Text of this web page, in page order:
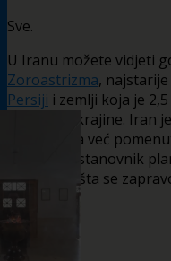
Sve.
U Iranu možete vidjeti
Zoroastrizma,
Persiji i zemlji koja je
zemlje – Ukrajine. Iran
obzirom na već
prosječan stanovnik
predstavu šta se